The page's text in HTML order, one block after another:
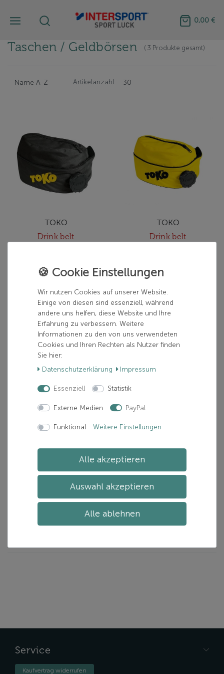
0,00 €
Taschen / Geldbörsen ( 3 Produkte gesamt)
Artikelanzahl:
TOKO
Drink belt
inkl. ges. MwSt.
In den Warenkorb
TOKO
Drink belt
inkl. ges. MwSt.
zzgl.
In den Warenkorb
Stocktasche Trainer
inkl. ges. MwSt.
zzgl.Versand
Service
Kaufvertrag widerrufen
Wir nutzen Cookies auf unserer Website.
Einige von diesen sind essenziell, während
andere uns helfen, diese Website und Ihre
Erfahrung zu verbessern. Weitere
Informationen zu den von uns verwendeten
Cookies und Ihren Rechten als Nutzer finden
Sie hier:
Daten­schutz­erklärung
Impressum
Essenziell Statistik
Externe Medien PayPal
Funktional Weitere Einstellungen
Alle akzeptieren
Auswahl akzeptieren
Alle ablehnen